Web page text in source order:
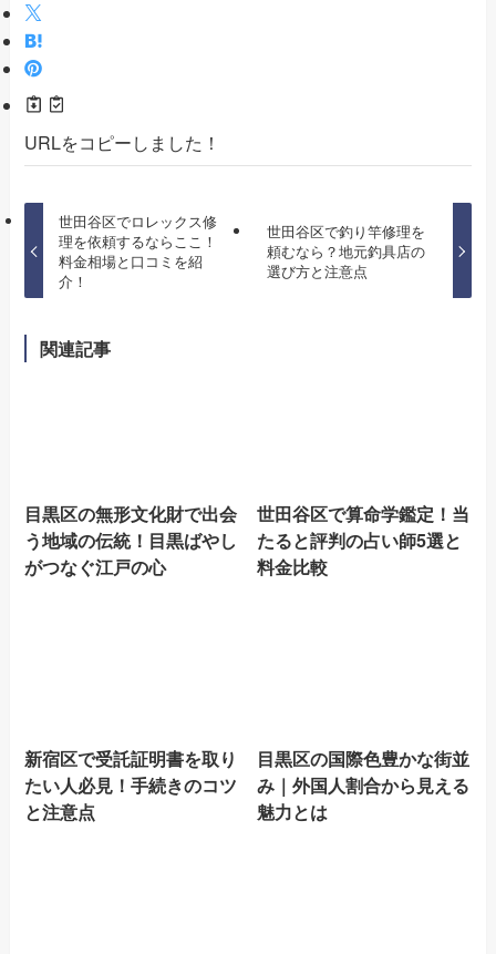
URLをコピーしました！
世田谷区でロレックス修
理を依頼するならここ！
料金相場と口コミを紹
介！
世田谷区で釣り竿修理を
頼むなら？地元釣具店の
選び方と注意点
関連記事
目黒区の無形文化財で出会
う地域の伝統！目黒ばやし
がつなぐ江戸の心
世田谷区で算命学鑑定！当
たると評判の占い師5選と
料金比較
新宿区で受託証明書を取り
たい人必見！手続きのコツ
と注意点
目黒区の国際色豊かな街並
み｜外国人割合から見える
魅力とは